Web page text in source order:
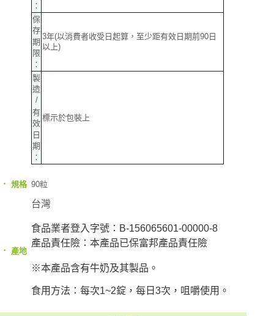
：
保
存
期
限
：
3年(以消費者收受日起算，至少距有效日期前90日
以上)
製
造
/
有
效
日
期
：
標示於包裝上
‧ 規格 90粒
‧ 產地
台灣
食品業者登入字號：B-156065601-00000-8
產品責任險：本產品已保富邦產品責任險
※本產品含有牛奶及其製品。
食用方法：每次1~2錠，每日3次，咀嚼使用。